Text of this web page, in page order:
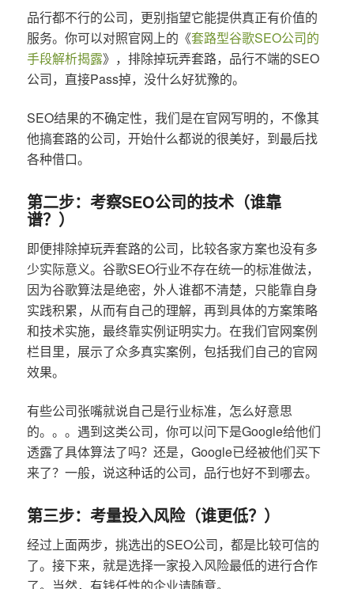
品行都不行的公司，更别指望它能提供真正有价值的
服务。你可以对照官网上的《套路型谷歌SEO公司的
手段解析揭露》，排除掉玩弄套路，品行不端的SEO
公司，直接Pass掉，没什么好犹豫的。
SEO结果的不确定性，我们是在官网写明的，不像其
他搞套路的公司，开始什么都说的很美好，到最后找
各种借口。
第二步：考察SEO公司的技术（谁靠
谱？）
即便排除掉玩弄套路的公司，比较各家方案也没有多
少实际意义。谷歌SEO行业不存在统一的标准做法，
因为谷歌算法是绝密，外人谁都不清楚，只能靠自身
实践积累，从而有自己的理解，再到具体的方案策略
和技术实施，最终靠实例证明实力。在我们官网案例
栏目里，展示了众多真实案例，包括我们自己的官网
效果。
有些公司张嘴就说自己是行业标准，怎么好意思
的。。。遇到这类公司，你可以问下是Google给他们
透露了具体算法了吗？还是，Google已经被他们买下
来了？一般，说这种话的公司，品行也好不到哪去。
第三步：考量投入风险（谁更低？）
经过上面两步，挑选出的SEO公司，都是比较可信的
了。接下来，就是选择一家投入风险最低的进行合作